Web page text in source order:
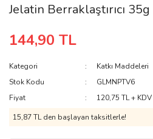
Jelatin Berraklaştırıcı 35g
144,90 TL
Kategori
Katkı Maddeleri
Stok Kodu
GLMNPTV6
Fiyat
120,75 TL + KDV
15,87 TL den başlayan taksitlerle!